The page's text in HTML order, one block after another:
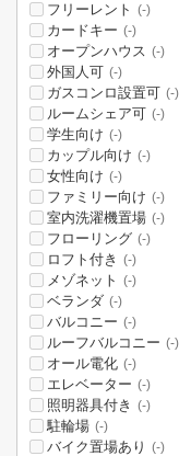
フリーレント (-)
カードキー (-)
オープンハウス (-)
外国人可 (-)
ガスコンロ設置可 (-)
ルームシェア可 (-)
学生向け (-)
カップル向け (-)
女性向け (-)
ファミリー向け (-)
室内洗濯機置場 (-)
フローリング (-)
ロフト付き (-)
メゾネット (-)
ベランダ (-)
バルコニー (-)
ルーフバルコニー (-)
オール電化 (-)
エレベーター (-)
照明器具付き (-)
駐輪場 (-)
バイク置場あり (-)